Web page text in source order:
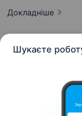
Шукаєте
Докладніше